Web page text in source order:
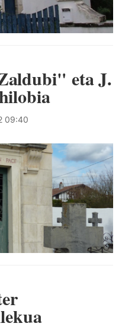
eta J.
09:40